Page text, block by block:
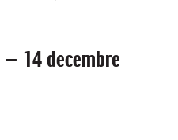
— 14 decembre